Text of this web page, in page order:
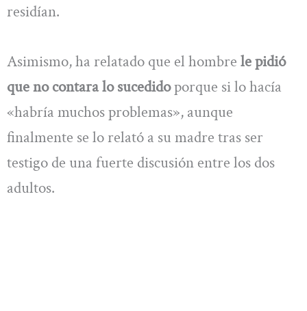
residían.
Asimismo, ha relatado que el hombre le pidió
que no contara lo sucedidoporque si lo hacía
«habría muchos problemas», aunque
finalmente se lo relató a su madre tras ser
testigo de una fuerte discusión entre los dos
adultos.